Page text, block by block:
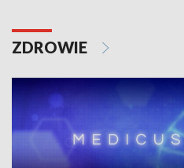
ZDROWIE